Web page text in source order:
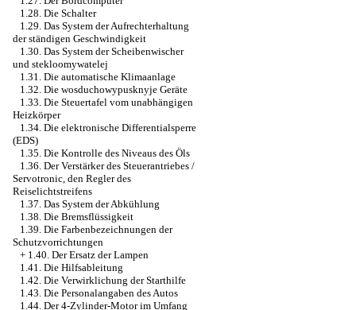
1.28. Die Schalter
1.29. Das System der Aufrechterhaltung
der ständigen Geschwindigkeit
1.30. Das System der Scheibenwischer
und stekloomywatelej
1.31. Die automatische Klimaanlage
1.32. Die wosduchowypusknyje Geräte
1.33. Die Steuertafel vom unabhängigen
Heizkörper
1.34. Die elektronische Differentialsperre
(EDS)
1.35. Die Kontrolle des Niveaus des Öls
1.36. Der Verstärker des Steuerantriebes /
Servotronic, den Regler des
Reiselichtstreifens
1.37. Das System der Abkühlung
1.38. Die Bremsflüssigkeit
1.39. Die Farbenbezeichnungen der
Schutzvorrichtungen
+ 1.40. Der Ersatz der Lampen
1.41. Die Hilfsableitung
1.42. Die Verwirklichung der Starthilfe
1.43. Die Personalangaben des Autos
1.44. Der 4-Zylinder-Motor im Umfang